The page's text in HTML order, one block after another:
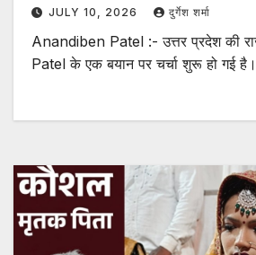
JULY 10, 2026 दुर्गेश शर्मा
Anandiben Patel :- उत्तर प्रदेश की
Patel के एक बयान पर चर्चा शुरू हो गई